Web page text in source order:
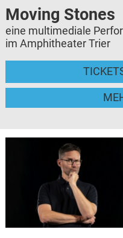
Moving Stones
eine multimediale
im Amphitheater Trier